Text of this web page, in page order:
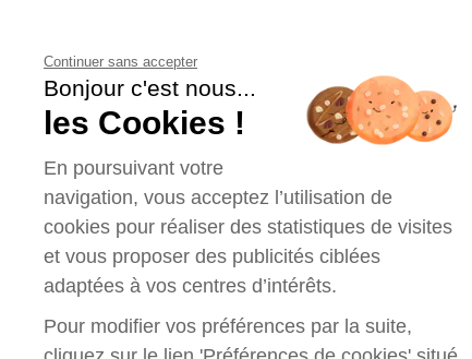
CONTACT
Continuer sans accepter
Bonjour c'est nous...
les Cookies !
En poursuivant votre
navigation, vous acceptez l’utilisation de
cookies pour réaliser des statistiques de visites
et vous proposer des publicités ciblées
adaptées à vos centres d’intérêts.
Pour modifier vos préférences par la suite,